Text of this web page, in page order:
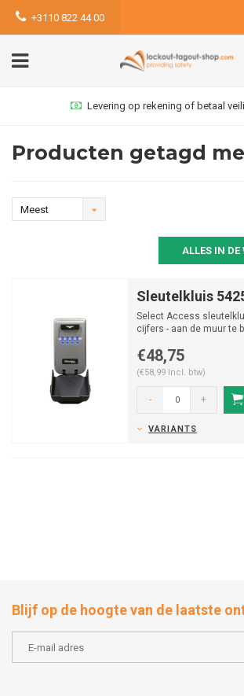
+3110 822 44 00
Levering op rekening of betaal
Producten getagd
Meest
ALLES IN DE
Sleutelkluis
Select Access
cijfers - aan de muur te
€48,75
(€58,99 Incl. btw)
- +
VARIANTS
Blijf op de hoogte van de laatste